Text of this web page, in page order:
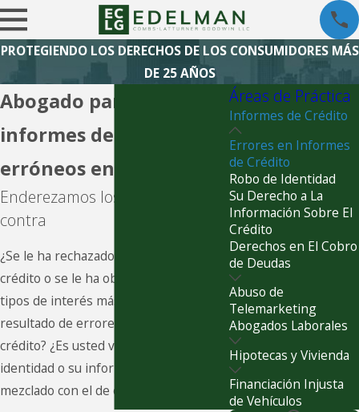
PROTEGIENDO LOS DERECHOS DE LOS CONSUMIDORES MÁS
DE 25 AÑOS
Abogado para casos de
informes de crédito
erróneos en Chicago
Enderezamos los errores en su
contra
¿Se le ha rechazado alguna vez un
crédito o se le ha obligado a pagar
tipos de interés más altos como
resultado de errores en informes de
crédito? ¿Es usted víctima de robo de
identidad o su informe de crédito se ha
mezclado con el de otra persona?
Áreas de Práctica
Informes de Crédito
Errores en Informes
de Crédito
Robo de Identidad
Su Derecho a La
Información Sobre El
Crédito
Derechos en El Cobro
de Deudas
Abuso de
Telemarketing
Abogados Laborales
Hipotecas y Vivienda
Financiación Injusta
de Vehículos